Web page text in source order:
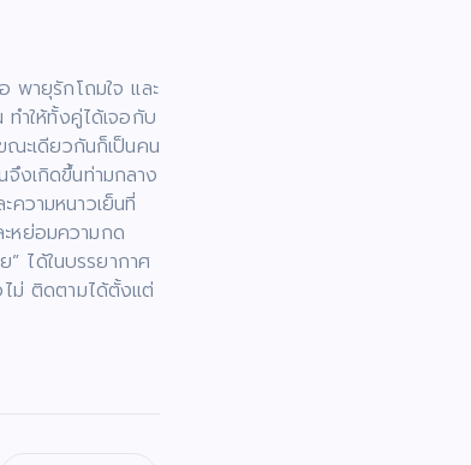
พายุรักโถมใจ และ
ำให้ทั้งคู่ได้เจอกับ
ณะเดียวกันก็เป็นคน
จึงเกิดขึ้นท่ามกลาง
วามหนาวเย็นที่
หย่อมความกด
ได้ในบรรยากาศ
ม่ ติดตามได้ตั้งแต่